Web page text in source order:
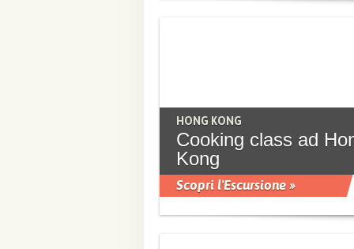
HONG KONG
Cooking class ad
Kong
Scopri l'Escursione »